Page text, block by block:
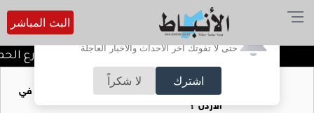
أترغب في تفعيل الإشعارات؟
حتى لا تفوتك آخر الأحداث والأخبار العاجلة
اشترك لا شكراً
البث المباشر
توقيف شبكات دعارة في شارع الحمرا
يغطي فجوة الطاقة في
ضوضاء الشوارع:
إرهاب سمعي بغطاء